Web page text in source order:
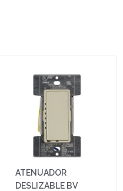
ATENUADOR
DESLIZABLE BV